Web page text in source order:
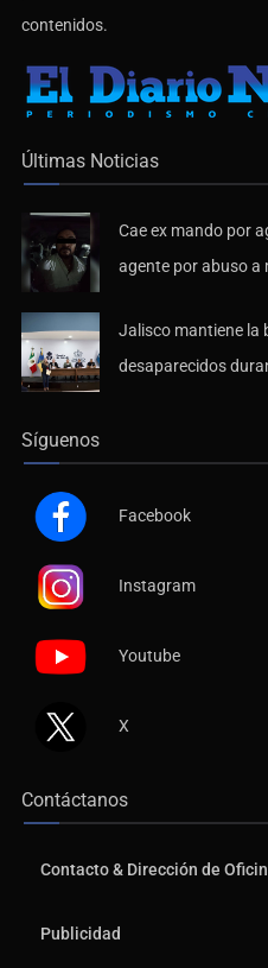
contenidos.
Últimas Noticias
Cae ex mando por
agente por abuso a
Jalisco mantiene la
desaparecidos
Síguenos
Facebook
Instagram
Youtube
X
Contáctanos
Contacto & Dirección de
Publicidad